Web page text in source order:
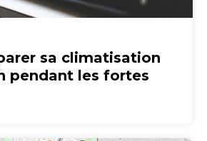
sa climatisation
pendant les fortes